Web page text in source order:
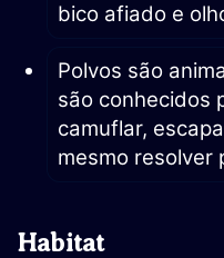
bico afiado e
Polvos são
são conhecidos
camuflar,
mesmo resolver
Habitat